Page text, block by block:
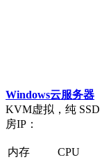
Windows云服务器
KVM虚拟，纯
房IP：
内存 CPU